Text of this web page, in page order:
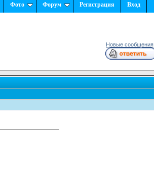
Фото Форум Регистрация Вход
Новые сообщения